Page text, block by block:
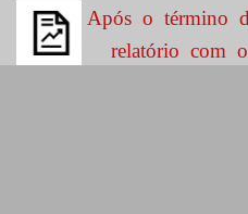
Após o término
relatório com